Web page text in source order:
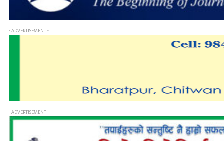
- ADVERTISEMENT -
- ADVERTISEMENT -